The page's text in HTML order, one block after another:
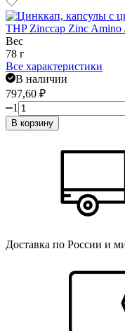
Вес
78 г
Все характеристики
В наличии
797,60 ₽
1
В корзину
Доставка по России и